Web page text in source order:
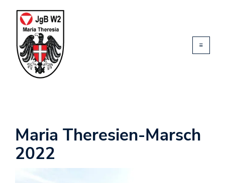
Maria Theresien-Marsch
2022